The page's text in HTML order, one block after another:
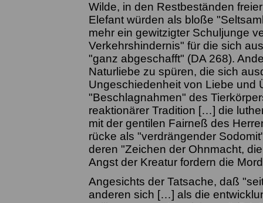
Wilde, in den Restbeständen
Elefant würden als bloße
mehr ein gewitzigter Schuljunge
Verkehrshindernis" für die sich
"ganz abgeschafft" (DA 268).
Naturliebe zu spüren, die sich
Ungeschiedenheit von Liebe und
"Beschlagnahmen" des
reaktionärer Tradition […] die
mit der gentilen Fairneß des
rücke als "verdrängender
deren "Zeichen der Ohnmacht,
Angst der Kreatur fordern die
Angesichts der Tatsache, daß
anderen sich […] als die